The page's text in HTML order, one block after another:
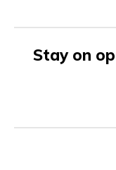
Stay on